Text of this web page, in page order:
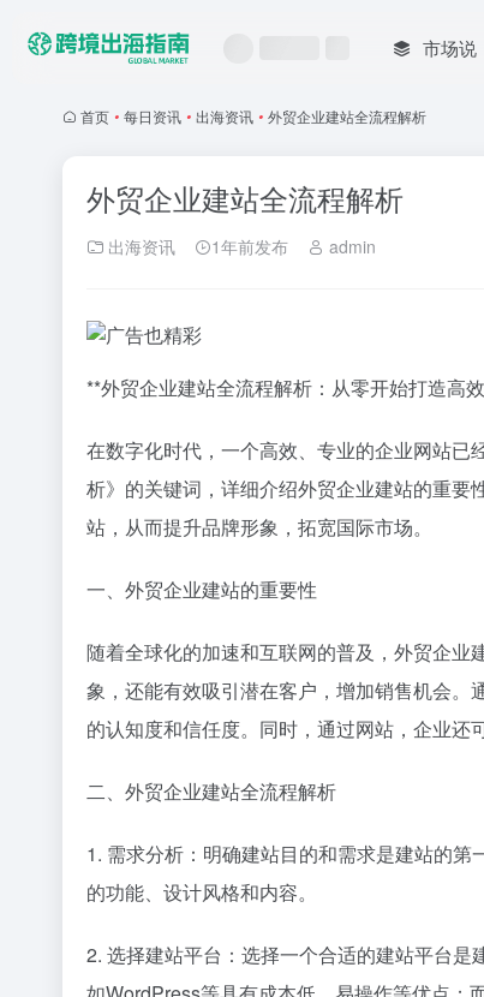
市场说
首页 • 每日资讯 • 出海资讯 • 外贸企业建站全流程解析
外贸企业建站全流程解析
出海资讯 1年前发布 admin
**外贸企业建站全流程解析：从零开始打造高
在数字化时代，一个高效、专业的企业网站
析》的关键词，详细介绍外贸企业建站的重
站，从而提升品牌形象，拓宽国际市场。
一、外贸企业建站的重要性
随着全球化的加速和互联网的普及，外贸企
象，还能有效吸引潜在客户，增加销售机会
的认知度和信任度。同时，通过网站，企业还
二、外贸企业建站全流程解析
1. 需求分析：明确建站目的和需求是建站的
的功能、设计风格和内容。
2. 选择建站平台：选择一个合适的建站平台